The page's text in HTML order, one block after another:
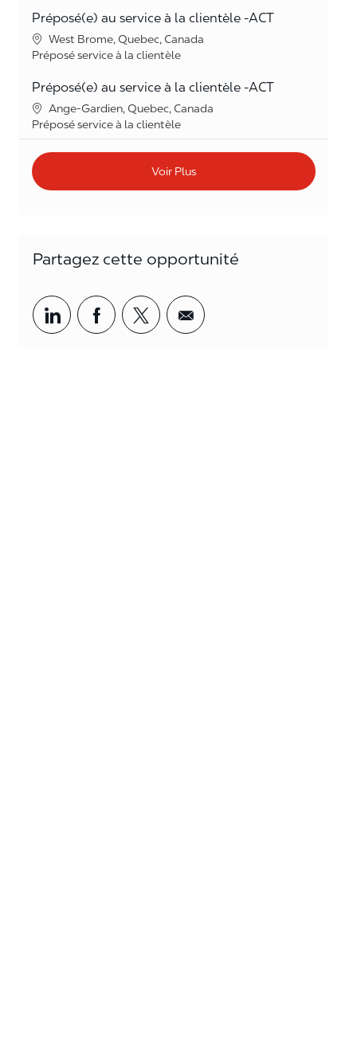
Préposé(e) au service à la clientèle -ACT
LieuWest Brome, Quebec, Canada
Catégorie
Préposé service à la clientèle
Préposé(e) au service à la clientèle -ACT
LieuAnge-Gardien, Quebec, Canada
Catégorie
Préposé service à la clientèle
Voir Plus
Partagez cette opportunité
Partager par LinkedIn
Partager par Facebook
<span<span